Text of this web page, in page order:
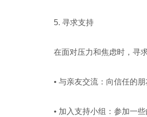
5. 寻求支持
在面对压力和焦虑时，寻
• 与亲友交流：向信任的
• 加入支持小组：参加一